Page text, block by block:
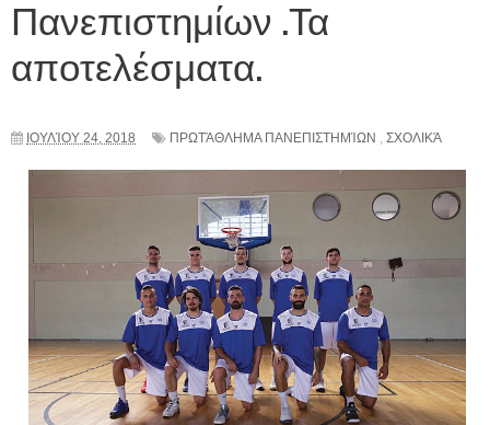
Πανεπιστημίων .Τα
αποτελέσματα.
ΙΟΥΛΊΟΥ 24, 2018 ΠΡΩΤΆΘΛΗΜΑ ΠΑΝΕΠΙΣΤΗΜΊΩΝ , ΣΧΟΛΙΚΆ